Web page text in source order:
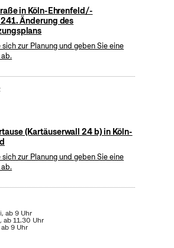
in Köln-Ehrenfeld/-
Änderung des
zur Planung und geben Sie eine
(Kartäuserwall 24 b) in Köln-
zur Planung und geben Sie eine
ab 9 Uhr
ab 11.30 Uhr
9 Uhr